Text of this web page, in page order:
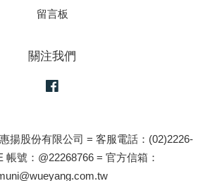
留言板
關注我們
揚股份有限公司 = 客服電話：(02)2226-
帳號：@22268766 = 官方信箱：